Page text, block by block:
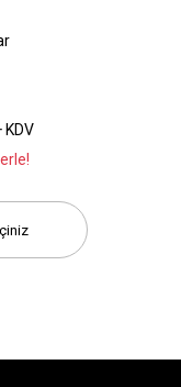
KDV